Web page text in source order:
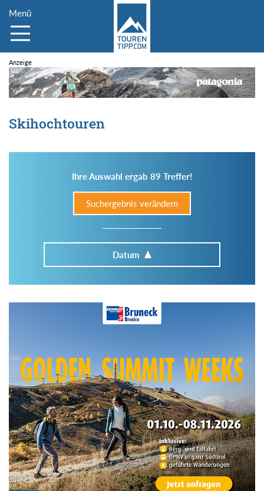
Menü
Skihochtouren
Ihre Auswahl ergab 89 Treffer!
Suchergebnis verändern
Datum
Im Tourenarchiv suchen
Region:
Gebirge:
Art der Tour: